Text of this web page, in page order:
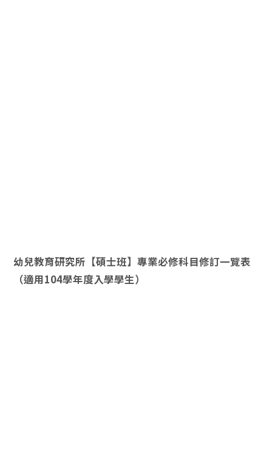
幼兒教育研究所【碩士班】專業必修科目修訂一覽表
（適用104學年度入學學生）